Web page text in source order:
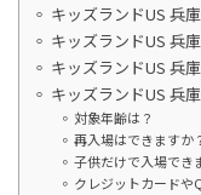
キッズランドUS 兵
キッズランドUS 兵
キッズランドUS 兵
キッズランドUS 兵
対象年齢は？
再入場はできますか
子供だけで入場でき
クレジットカードや